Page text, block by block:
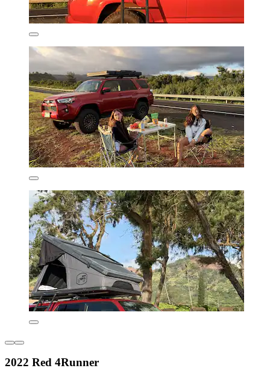
2022 Red 4Runner